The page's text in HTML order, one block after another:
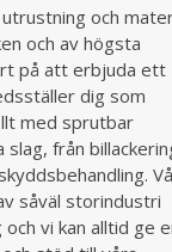
och
och av högsta
på att erbjuda ett
dig som
med sprutbar
slag, från
såväl storindustri
vi kan alltid ge